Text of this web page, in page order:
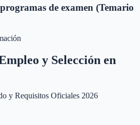
de examen (Temario
y Selección en
y Requisitos Oficiales 2026